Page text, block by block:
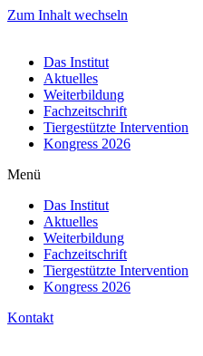
Zum Inhalt wechseln
Das Institut
Aktuelles
Weiterbildung
Fachzeitschrift
Tiergestützte Intervention
Kongress 2026
Menü
Das Institut
Aktuelles
Weiterbildung
Fachzeitschrift
Tiergestützte Intervention
Kongress 2026
Kontakt